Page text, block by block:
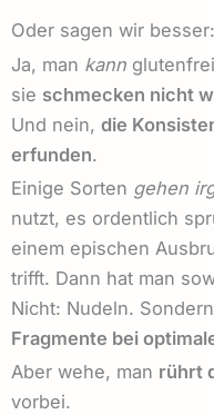
Oder sagen wir
Ja, man kann
sie schmecken nicht
Und nein, die
erfunden.
Einige Sorten gehen
nutzt, es ordentlich
einem epischen
trifft. Dann hat man
Nicht: Nudeln.
Fragmente bei
Aber wehe, man rührt
vorbei.